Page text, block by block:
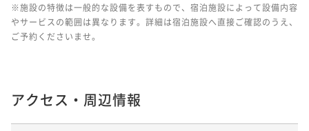
※施設の特徴は一般的な設備を表すもので、宿泊施設によって設備内容
やサービスの範囲は異なります。詳細は宿泊施設へ直接ご確認のうえ、
ご予約くださいませ。
アクセス・周辺情報